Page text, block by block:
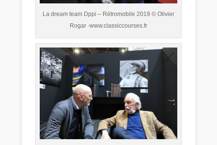
La dream team Dppi – Rétromobile 2019 © Olivier
Rogar -www.classiccourses.fr